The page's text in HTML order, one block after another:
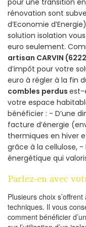
rénovation sont
d’Economie
solution isolation
euro seulement.
artisan CARVIN
d’impôt pour votre
euro à régler à la fin
combles perdus est-
votre espace
bénéficier : - D’une
facture d’énergie
thermiques en hiver
grâce à la cellulose,
énergétique qui
Parlez-en avec
Plusieurs choix
techniques. Il vous
comment bénéficier